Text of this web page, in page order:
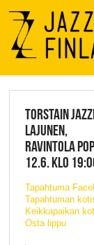
Menu
JAZZ
TORSTAIN
LAJUNEN,
RAVINTOLA
12.6. KLO
Tapahtuma
Tapahtuman
Keikkapaikan
Osta lippu